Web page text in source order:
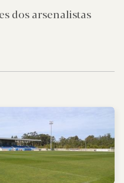
dos arsenalistas